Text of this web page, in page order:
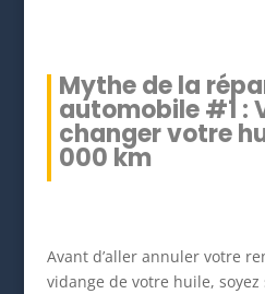
Mythe de la
automobile #1 :
changer votre
000 km
Avant d’aller annuler votre
vidange de votre huile,